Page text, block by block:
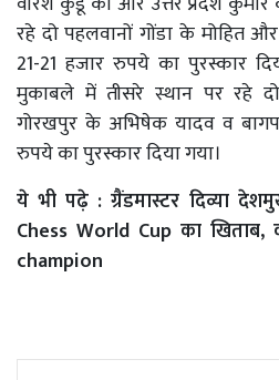
रहे दो पहलवानों गोंडा के मोहित
21-21 हजार रुपये का पुरस्कार
मुकाबले में तीसरे स्थान पर रहे
गोरखपुर के अभिषेक यादव व
रुपये का पुरस्कार दिया गया।
ये भी पढ़े :ग्रैंडमास्टर दिव्या
Chess World Cup का खिताब,
champion